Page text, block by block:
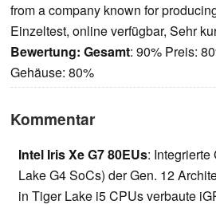
from a company known for
Einzeltest, online verfügbar, Sehr
Bewertung: Gesamt: 90% Preis:
Gehäuse: 80%
Kommentar
Intel Iris Xe G7 80EUs: Integrierte
Lake G4 SoCs) der Gen. 12
in Tiger Lake i5 CPUs verbaute